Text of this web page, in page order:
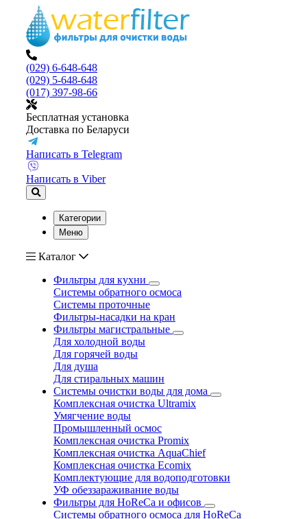
(029) 6-648-648
(029) 5-648-648
(017) 397-98-66
Бесплатная установка
Доставка по Беларуси
Написать в Telegram
Написать в Viber
Категории
Меню
Каталог
Фильтры для кухни
Системы обратного осмоса
Системы проточные
Фильтры-насадки на кран
Фильтры магистральные
Для холодной воды
Для горячей воды
Для душа
Для стиральных машин
Системы очистки воды для дома
Комплексная очистка Ultramix
Умягчение воды
Промышленный осмос
Комплексная очистка Promix
Комплексная очистка AquaChief
Комплексная очистка Ecomix
Комплектующие для водоподготовки
УФ обеззараживание воды
Фильтры для HoReCa и офисов
Системы обратного осмоса для HoReCa